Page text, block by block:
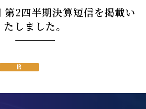
2四半期決算短信を掲載い
たしました。
IR